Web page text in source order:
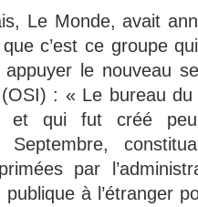
Le Monde, avait
c’est ce groupe
appuyer le nouveau
: « Le bureau
et qui fut créé
par
publique à l’étranger